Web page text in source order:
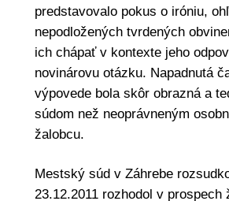
predstavovalo pokus o iróniu,
nepodložených tvrdených
ich chápať v kontexte jeho
novinárovu otázku. Napadnutá
výpovede bola skôr obrazná a
súdom než neoprávneným
žalobcu.
Mestský súd v Záhrebe
23.12.2011 rozhodol v prospech